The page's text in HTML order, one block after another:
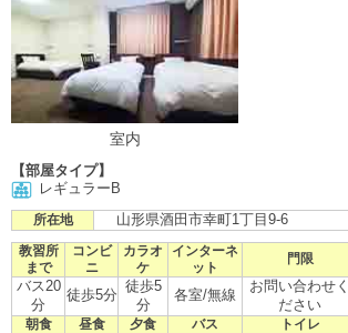
室内
【部屋タイプ】
レギュラーB
所在地 山形県酒田市幸町1丁目9-6
教習所
まで
コンビ
ニ
カラオ
ケ
インターネ
ット
門限
バス20
分
徒歩5分
徒歩5
分
各室/無線
お問い合わせく
ださい
朝食 昼食 夕食 バス トイレ